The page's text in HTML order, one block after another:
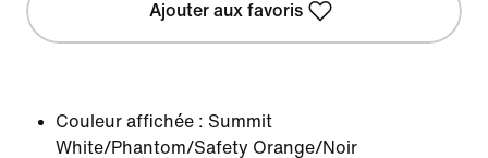
Ajouter aux favoris
Couleur affichée : Summit
White/Phantom/Safety Orange/Noir